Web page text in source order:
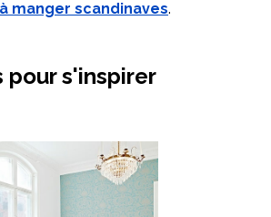
manger scandinaves.
pour s'inspirer